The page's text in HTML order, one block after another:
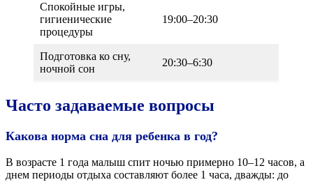
Спокойные игры,
гигиенические
процедуры
19:00–20:30
Подготовка ко сну,
ночной сон
20:30–6:30
Часто задаваемые вопросы
Какова норма сна для ребенка в год?
В возрасте 1 года малыш спит ночью примерно 10–12 часов, а
днем периоды отдыха составляют более 1 часа, дважды: до